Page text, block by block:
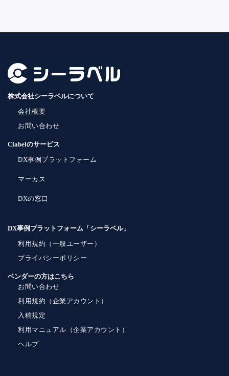
株式会社シーラベルについて
会社概要
お問い合わせ
Clabelのサービス
DX事例プラットフォーム
マーカス
DXの窓口
DX事例プラットフォーム「シーラベル」
利用規約（一般ユーザー）
プライバシーポリシー
ベンダーの方はこちら
お問い合わせ
利用規約（企業アカウント）
入稿規定
利用マニュアル（企業アカウント）
ヘルプ